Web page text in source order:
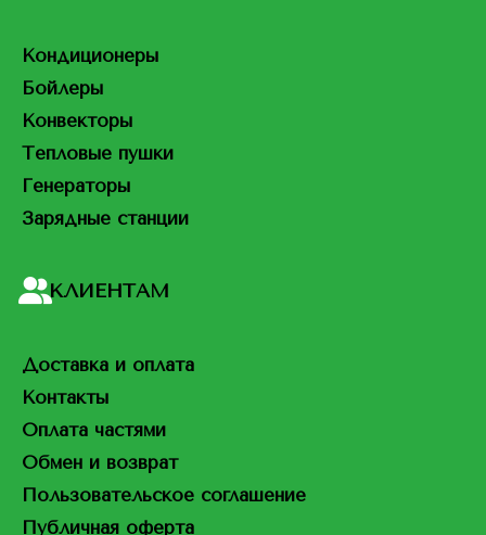
Кондиционеры
Бойлеры
Конвекторы
Тепловые пушки
Генераторы
Зарядные станции
КЛИЕНТАМ
Доставка и оплата
Контакты
Оплата частями
Обмен и возврат
Пользовательское соглашение
Публичная оферта